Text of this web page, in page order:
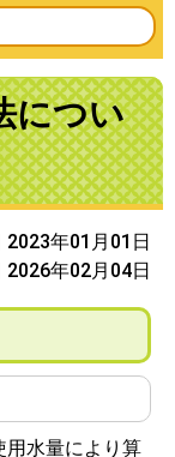
につい
2023年01月01日
2026年02月04日
水量により算